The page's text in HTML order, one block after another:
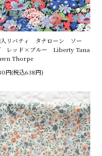
リバティ タナローン ソー
レッド×ブルー Liberty Tana
Thorpe
円(税込638円)